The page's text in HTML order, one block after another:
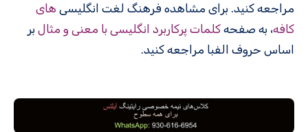
مراجعه کنید. برای مشاهده فرهنگ لغت انگلیسی های
کافه، به صفحه کلمات پرکاربرد انگلیسی با معنی و مثال بر
اساس حروف الفبا مراجعه کنید.